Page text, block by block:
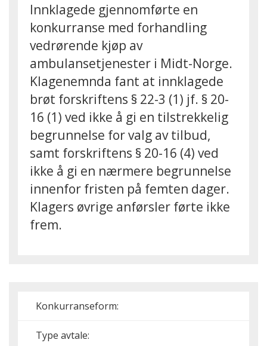
Innklagede gjennomførte en
konkurranse med forhandling
vedrørende kjøp av
ambulansetjenester i Midt-Norge.
Klagenemnda fant at innklagede
brøt forskriftens § 22-3 (1) jf. § 20-
16 (1) ved ikke å gi en tilstrekkelig
begrunnelse for valg av tilbud,
samt forskriftens § 20-16 (4) ved
ikke å gi en nærmere begrunnelse
innenfor fristen på femten dager.
Klagers øvrige anførsler førte ikke
frem.
Konkurranseform:
Type avtale: